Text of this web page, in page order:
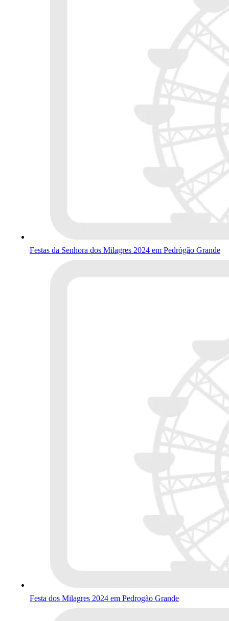
Festas da Senhora dos Milagres 2024 em Pedrógão Grande
Festa dos Milagres 2024 em Pedrogão Grande